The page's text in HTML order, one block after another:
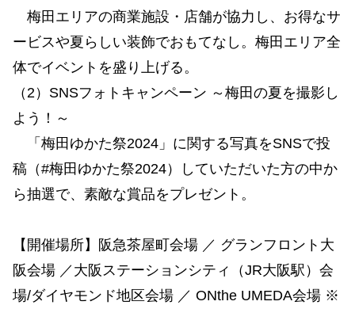
梅田エリアの商業施設・店舗が協力し、お得なサ
ービスや夏らしい装飾でおもてなし。梅田エリア全
体でイベントを盛り上げる。
（2）SNSフォトキャンペーン ～梅田の夏を撮影し
よう！～
「梅田ゆかた祭2024」に関する写真をSNSで投
稿（#梅田ゆかた祭2024）していただいた方の中か
ら抽選で、素敵な賞品をプレゼント。
【開催場所】阪急茶屋町会場 ／ グランフロント大
阪会場 ／大阪ステーションシティ（JR大阪駅）会
場/ダイヤモンド地区会場 ／ ONthe UMEDA会場 ※